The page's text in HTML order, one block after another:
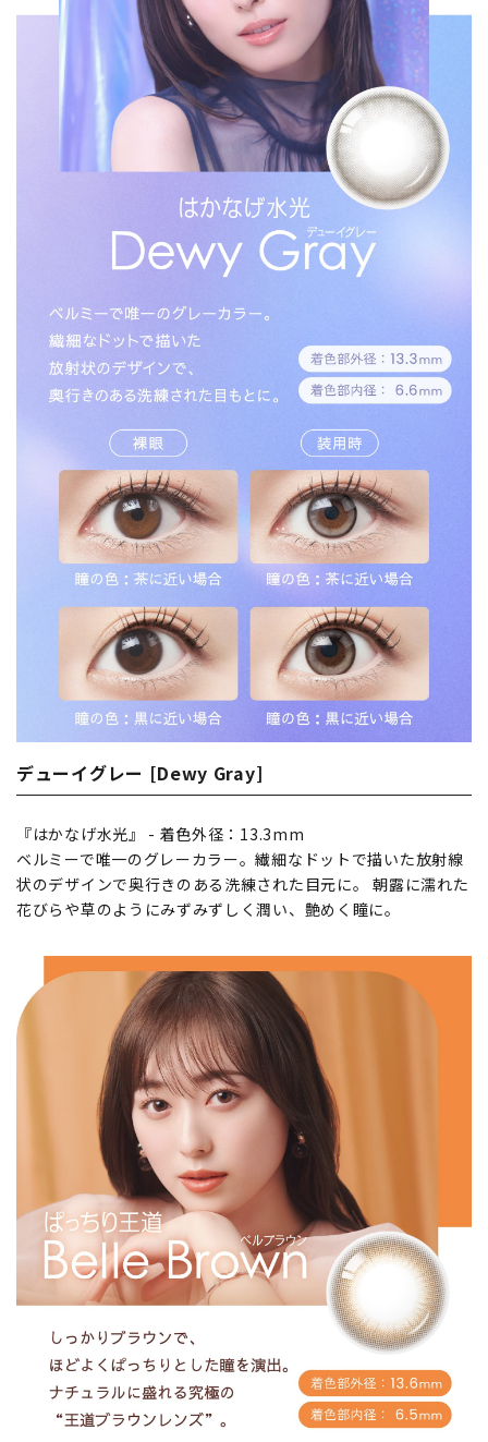
デューイグレー [Dewy Gray]
『はかなげ水光』 - 着色外径：13.3mm
ベルミーで唯一のグレーカラー。繊細なドットで描いた放射線
状のデザインで奥行きのある洗練された目元に。 朝露に濡れた
花びらや草のようにみずみずしく潤い、艶めく瞳に。